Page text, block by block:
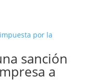
sanción
a